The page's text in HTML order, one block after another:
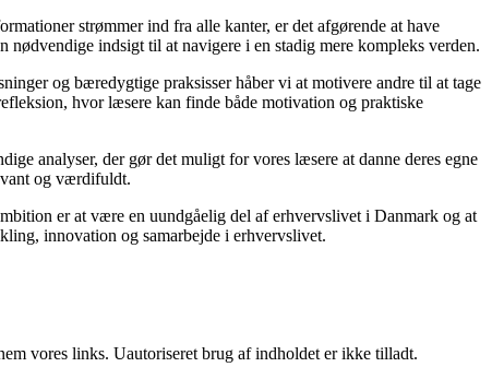
strømmer ind fra alle kanter, er det afgørende at have
indsigt til at navigere i en stadig mere kompleks verden.
og bæredygtige praksisser håber vi at motivere andre til at tage
hvor læsere kan finde både motivation og praktiske
analyser, der gør det muligt for vores læsere at danne deres egne
og værdifuldt.
er at være en uundgåelig del af erhvervslivet i Danmark og at
innovation og samarbejde i erhvervslivet.
vores links. Uautoriseret brug af indholdet er ikke tilladt.